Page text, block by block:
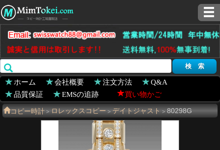
ホーム 会社概要 注文方法
Q&A
品質保証
EMSの追跡 買い物かご
コピー時計 > ロレックスコピー > デイトジャスト > 80298G